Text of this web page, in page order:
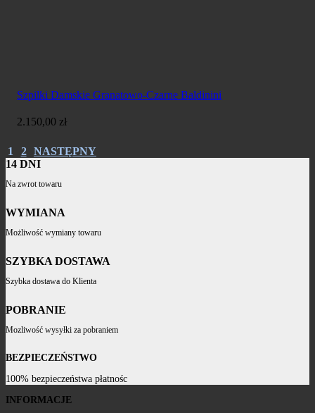
Szpilki Damskie Granatowo-Czarne Baldinini
2.150,00 zł
1 2
NASTĘPNY
14 DNI
Na zwrot towaru
WYMIANA
Możliwość wymiany towaru
SZYBKA DOSTAWA
Szybka dostawa do Klienta
POBRANIE
Mozliwość wysyłki za pobraniem
BEZPIECZEŃSTWO
100% bezpieczeństwa płatnośc
INFORMACJE